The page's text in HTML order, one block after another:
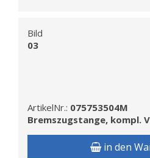
Bild
03
ArtikelNr.: 075753504M
Bremszugstange, kompl.
in den